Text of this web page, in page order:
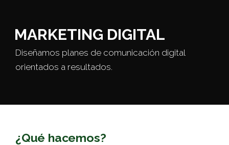
MARKETING DIGITAL
Diseñamos planes de comunicación digital
orientados a resultados.
¿Qué hacemos?